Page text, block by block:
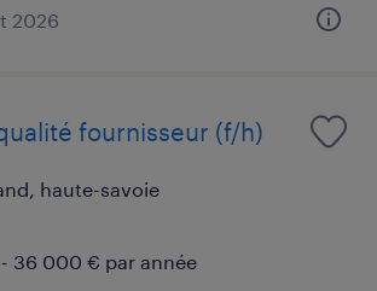
2026
fournisseur (f/h)
haute-savoie
36 000 € par année